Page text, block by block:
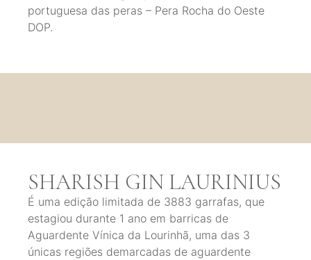
portuguesa das peras – Pera Rocha do Oeste
DOP.
SHARISH GIN LAURINIUS
É uma edição limitada de 3883 garrafas, que
estagiou durante 1 ano em barricas de
Aguardente Vínica da Lourinhã, uma das 3
únicas regiões demarcadas de aguardente